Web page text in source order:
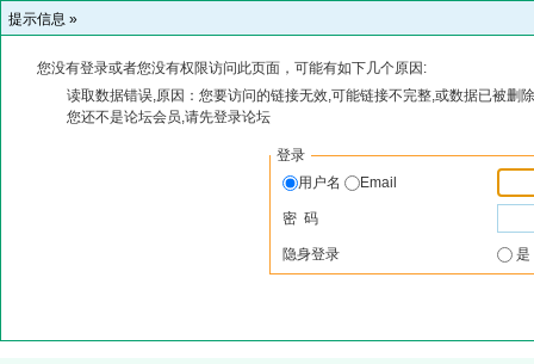
提示信息 »
您没有登录或者您没有权限访问此页面，可能有如下几个原因:
读取数据错误,原因：您要访问的链接无效,可能链接不完整,或数据已被删
您还不是论坛会员,请先登录论坛
登录
用户名
Email
密 码
隐身登录